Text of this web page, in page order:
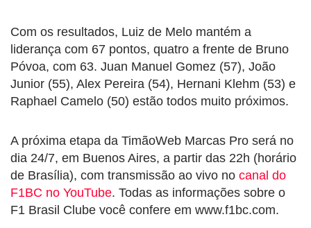
Com os resultados, Luiz de Melo mantém a
liderança com 67 pontos, quatro a frente de Bruno
Póvoa, com 63. Juan Manuel Gomez (57), João
Junior (55), Alex Pereira (54), Hernani Klehm (53) e
Raphael Camelo (50) estão todos muito próximos.
A próxima etapa da TimãoWeb Marcas Pro será no
dia 24/7, em Buenos Aires, a partir das 22h (horário
de Brasília), com transmissão ao vivo no canal do
F1BC no YouTube. Todas as informações sobre o
F1 Brasil Clube você confere em www.f1bc.com.